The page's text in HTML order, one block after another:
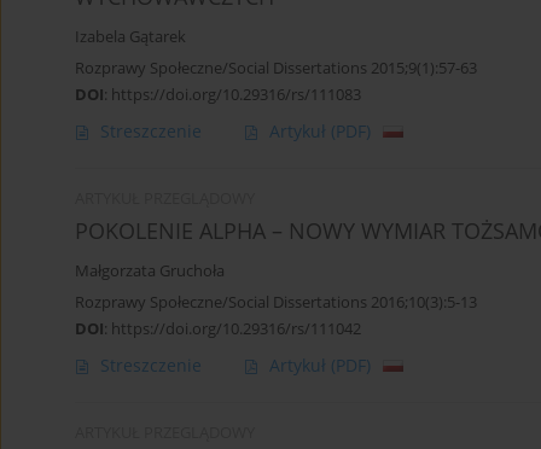
Izabela Gątarek
Rozprawy Społeczne/Social Dissertations 2015;9(1):57-63
DOI: https://doi.org/10.29316/rs/111083
Streszczenie Artykuł (PDF)
POKOLENIE ALPHA – NOWY WYMIAR
Małgorzata Gruchoła
Rozprawy Społeczne/Social Dissertations 2016;10(3):5-13
DOI: https://doi.org/10.29316/rs/111042
Streszczenie Artykuł (PDF)